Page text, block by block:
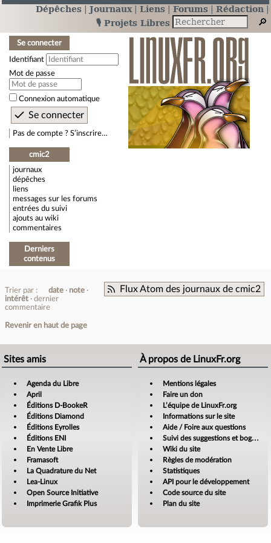
Dépêches Journaux Liens Forums
Rédaction
🎙️ Projets Libres
Se connecter
Identifiant
Mot de passe
Connexion automatique
Pas de compte ? S’inscrire…
cmic2
journaux
dépêches
liens
messages sur les forums
entrées du suivi
ajouts au wiki
commentaires
Derniers
contenus
Flux Atom des journaux de cmic2
Trier par : date
note
intérêt
dernier
commentaire
Revenir en haut de page
Sites amis
Agenda du Libre
April
Éditions D-BookeR
Éditions Diamond
Éditions Eyrolles
Éditions ENI
En Vente Libre
Framasoft
La Quadrature du Net
Lea-Linux
Open Source Initiative
Imprimerie Grafik Plus
À propos de LinuxFr.org
Mentions légales
Faire un don
L’équipe de LinuxFr.org
Informations sur le site
Aide / Foire aux questions
Suivi des suggestions et bogues
Wiki du site
Règles de modération
Statistiques
API pour le développement
Code source du site
Plan du site